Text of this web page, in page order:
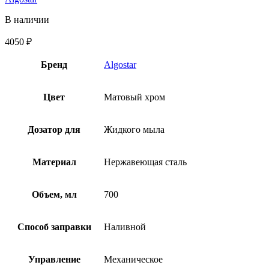
В наличии
4050 ₽
Бренд Algostar
Цвет Матовый хром
Дозатор для Жидкого мыла
Материал Нержавеющая сталь
Объем, мл 700
Способ заправки Наливной
Управление Механическое